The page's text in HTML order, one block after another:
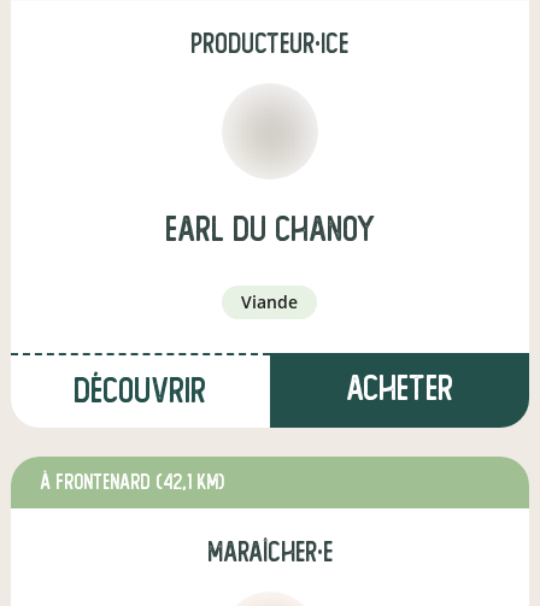
producteur·ice
earl du chanoy
viande
Découvrir Acheter
à Frontenard (42,1 km)
maraîcher·e